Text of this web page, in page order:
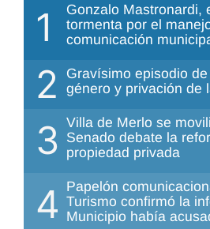
1
Gonzalo Mastronardi,
tormenta por el
comunicación
2
Gravísimo episodio
género y privación de
3 Villa de Merlo se
Senado debate la
propiedad privada
4 Papelón
Turismo confirmó la
Municipio había